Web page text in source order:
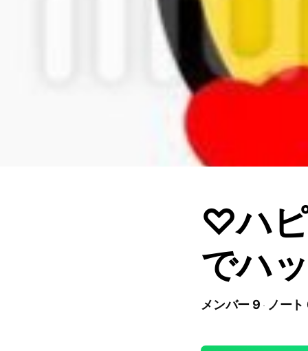
♡ハ
でハ
メンバー 9 ノート